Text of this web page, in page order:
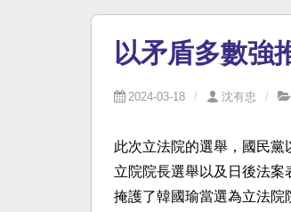
以矛盾多數強
2024-03-18 沈有忠
此次立法院的選舉，國民
立院院長選舉以及日後法
掩護了韓國瑜當選為立法